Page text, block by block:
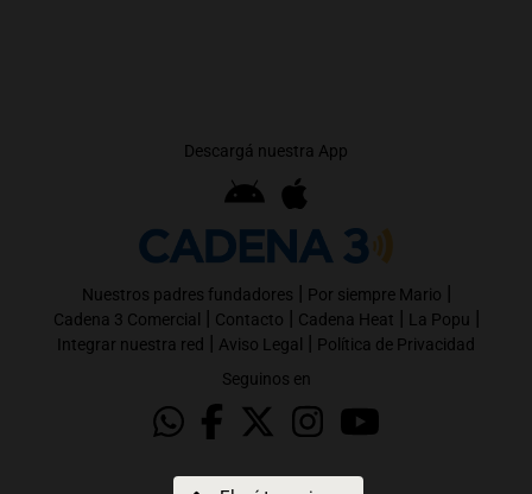
Descargá nuestra App
Nuestros padres fundadores | Por siempre Mario |
Cadena 3 Comercial | Contacto | Cadena Heat | La Popu |
Integrar nuestra red | Aviso Legal | Política de Privacidad
Seguinos en